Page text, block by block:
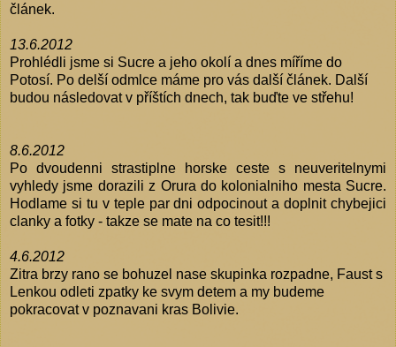
článek.
13.6.2012
Prohlédli jsme si Sucre a jeho okolí a dnes míříme do
Potosí. Po delší odmlce máme pro vás další článek. Další
budou následovat v příštích dnech, tak buďte ve střehu!
8.6.2012
Po dvoudenni strastiplne horske ceste s neuveritelnymi
vyhledy jsme dorazili z Orura do kolonialniho mesta Sucre.
Hodlame si tu v teple par dni odpocinout a doplnit chybejici
clanky a fotky - takze se mate na co tesit!!!
4.6.2012
Zitra brzy rano se bohuzel nase skupinka rozpadne, Faust s
Lenkou odleti zpatky ke svym detem a my budeme
pokracovat v poznavani kras Bolivie.